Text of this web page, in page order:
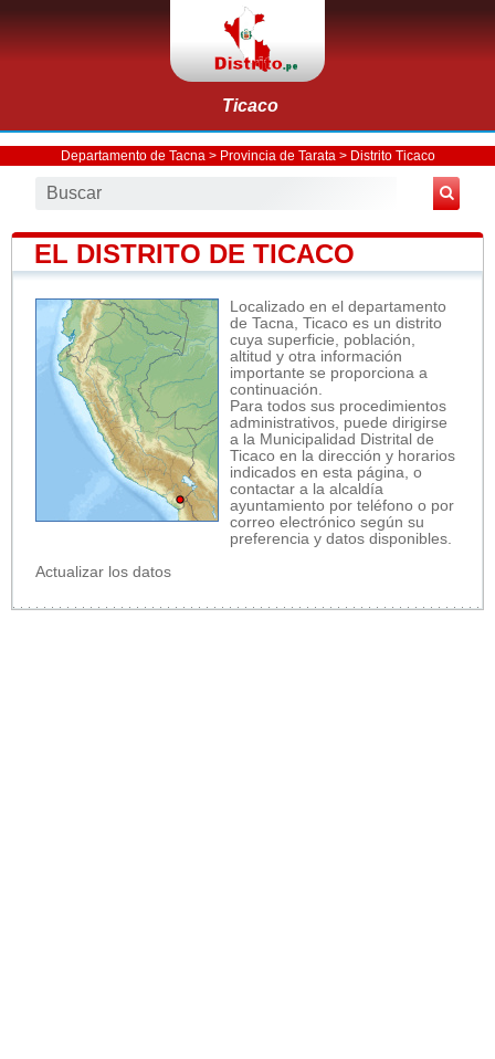
Ticaco
Departamento de Tacna > Provincia de Tarata > Distrito Ticaco
EL DISTRITO DE TICACO
Localizado en el departamento
de Tacna, Ticaco es un distrito
cuya superficie, población,
altitud y otra información
importante se proporciona a
continuación.
Para todos sus procedimientos
administrativos, puede dirigirse
a la Municipalidad Distrital de
Ticaco en la dirección y horarios
indicados en esta página, o
contactar a la alcaldía
ayuntamiento por teléfono o por
correo electrónico según su
preferencia y datos disponibles.
Actualizar los datos